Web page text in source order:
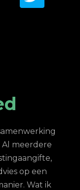
meerdere
op een
Wat ik